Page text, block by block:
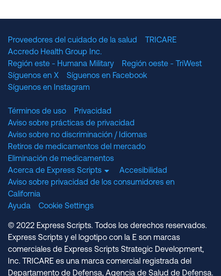
Proveedores del cuidado de la salud
TRICARE
Accredo Health Group Inc.
Región este - Humana Military
Región oeste - TriWest
Síguenos en X
Síguenos en Facebook
Síguenos en Instagram
Términos de uso
Privacidad
Aviso sobre prácticas de privacidad
Aviso sobre no discriminación / Idiomas
Retiros de medicamentos del mercado
Eliminación de medicamentos
Acerca de Express Scripts
Accesibilidad
Aviso sobre privacidad de los consumidores en
California
Ayuda
Cookie Settings
© 2022 Express Scripts. Todos los derechos reservados.
Express Scripts y el logotipo con la E son marcas
comerciales de Express Scripts Strategic Development,
Inc. TRICARE es una marca comercial registrada del
Departamento de Defensa, Agencia de Salud de Defensa.